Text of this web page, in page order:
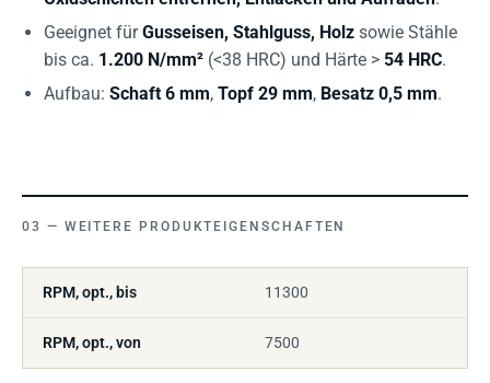
Geeignet fürGusseisen, Stahlguss, Holz sowie Stähle
bis ca. 1.200 N/mm² (<38 HRC) und Härte > 54 HRC.
Aufbau: Schaft 6 mm, Topf 29 mm, Besatz 0,5 mm.
WEITERE PRODUKTEIGENSCHAFTEN
RPM, opt., bis 11300
RPM, opt., von 7500